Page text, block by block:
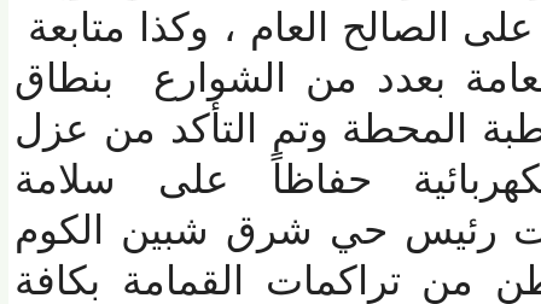
العام ، وكذا متابعة
بعدد من الشوارع بنطاق
المحطة وتم التأكد من عزل
حفاظاً على سلامة
رئيس حي شرق شبين الكوم
تم رفع (60)طن من تراكمات القمامة بكافة